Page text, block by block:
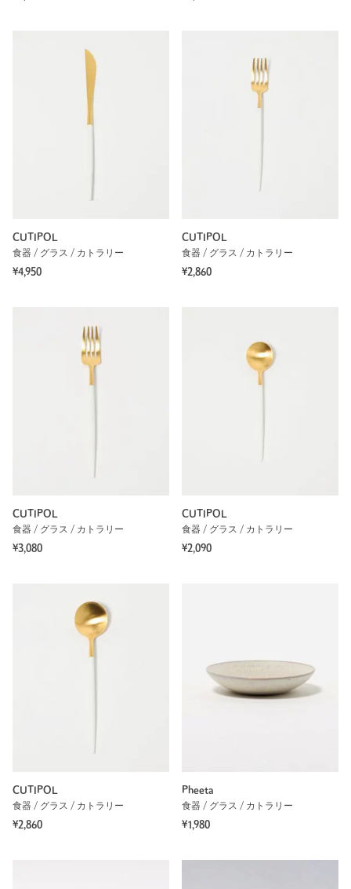
CUTIPOL
食器 / グラス / カトラリー
¥4,950
CUTIPOL
食器 / グラス / カトラリー
¥2,860
CUTIPOL
食器 / グラス / カトラリー
¥3,080
CUTIPOL
食器 / グラス / カトラリー
¥2,090
CUTIPOL
食器 / グラス / カトラリー
¥2,860
Pheeta
食器 / グラス / カトラリー
¥1,980